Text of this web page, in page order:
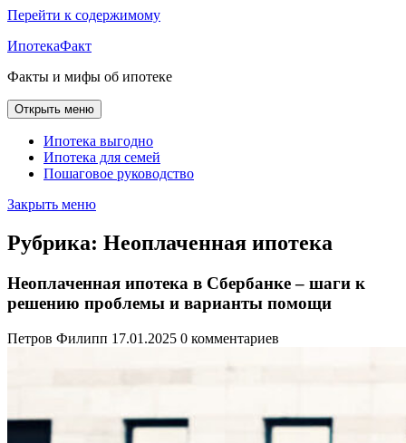
Перейти к содержимому
ИпотекаФакт
Факты и мифы об ипотеке
Открыть меню
Ипотека выгодно
Ипотека для семей
Пошаговое руководство
Закрыть меню
Рубрика: Неоплаченная ипотека
Неоплаченная ипотека в Сбербанке – шаги к
решению проблемы и варианты помощи
Петров Филипп 17.01.2025 0 комментариев